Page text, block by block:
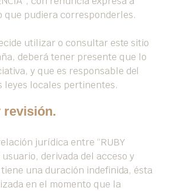
que pudiera corresponderles.
utilizar o consultar este sitio
deberá tener presente que lo
y que es responsable del
leyes locales pertinentes.
revisión.
jurídica entre “RUBY
usuario, derivada del acceso y
una duración indefinida, ésta
en el momento que la